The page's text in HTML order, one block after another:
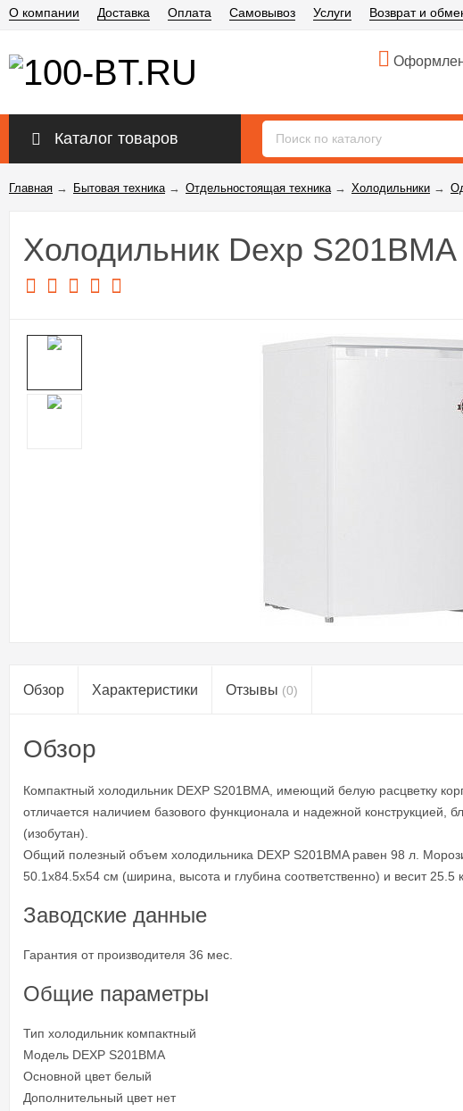
О компании Доставка Оплата Самовывоз Услуги Возврат и
Каталог товаров
Главная → Бытовая техника→ Отдельностоящая техника→ Холодильники →
Холодильник Dexp S201BMA
Обзор Характеристики Отзывы (0)
Обзор
Компактный холодильник DEXP S201BMA, имеющий белую расцветку
отличается наличием базового функционала и надежной конструкцией,
(изобутан).
Общий полезный объем холодильника DEXP S201BMA равен 98 л.
50.1x84.5x54 см (ширина, высота и глубина соответственно) и весит 25.5
Заводские данные
Гарантия от производителя 36 мес.
Общие параметры
Тип холодильник компактный
Модель DEXP S201BMA
Основной цвет белый
Дополнительный цвет нет